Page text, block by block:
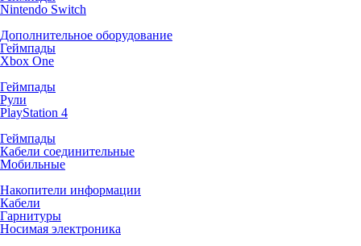
Nintendo Switch
Дополнительное оборудование
Геймпады
Xbox One
Геймпады
Рули
PlayStation 4
Геймпады
Кабели соединительные
Мобильные
Накопители информации
Кабели
Гарнитуры
Носимая электроника